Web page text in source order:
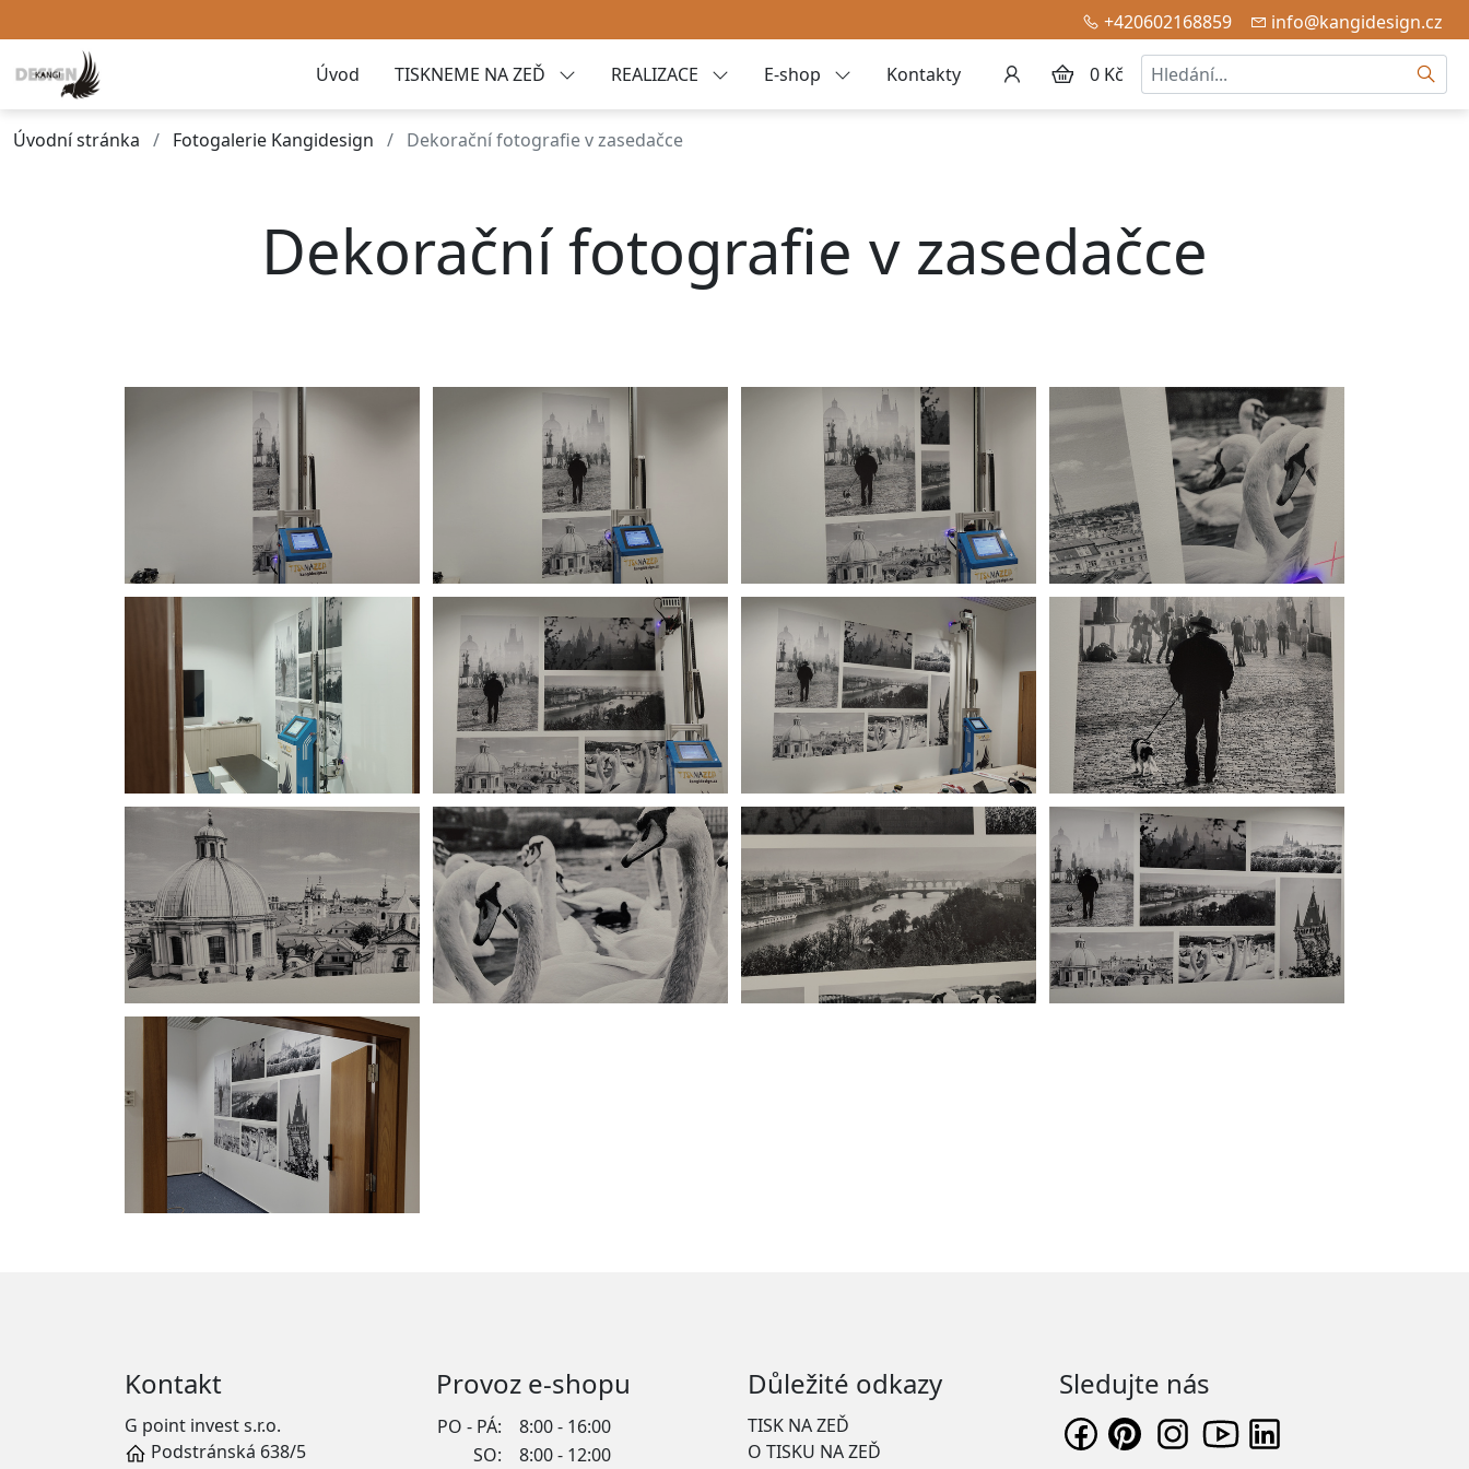
+420602168859 info@kangidesign.cz
Úvod TISKNEME NA ZEĎ REALIZACE E-shop Kontakty 0 Kč Hledat
Úvodní stránka Fotogalerie Kangidesign Dekorační fotografie v zasedačce
Dekorační fotografie v zasedačce
Kontakt
G point invest s.r.o.
Podstránská 638/5
Provoz e-shopu
PO - PÁ:
8:00 - 16:00
SO:
8:00 - 12:00
Důležité odkazy
TISK NA ZEĎ
O TISKU NA ZEĎ
Sledujte nás